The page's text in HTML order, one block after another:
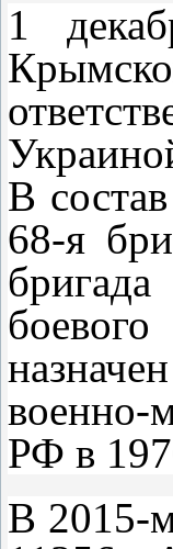
1
В
68-я
военно-
РФ в
В 2015-